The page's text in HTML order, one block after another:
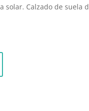
solar. Calzado de suela